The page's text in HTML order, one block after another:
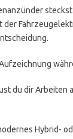
du dir Arbeiten
Hybrid-